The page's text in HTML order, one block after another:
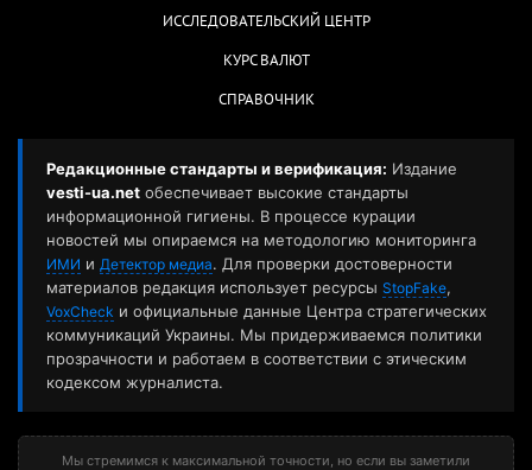
ИССЛЕДОВАТЕЛЬСКИЙ ЦЕНТР
КУРС ВАЛЮТ
СПРАВОЧНИК
Редакционные стандарты и верификация: Издание
vesti-ua.net обеспечивает высокие стандарты
информационной гигиены. В процессе курации
новостей мы опираемся на методологию мониторинга
ИМИ и Детектор медиа. Для проверки достоверности
материалов редакция использует ресурсы StopFake,
VoxCheck и официальные данные Центра стратегических
коммуникаций Украины. Мы придерживаемся политики
прозрачности и работаем в соответствии с этическим
кодексом журналиста.
Мы стремимся к максимальной точности, но если вы заметили